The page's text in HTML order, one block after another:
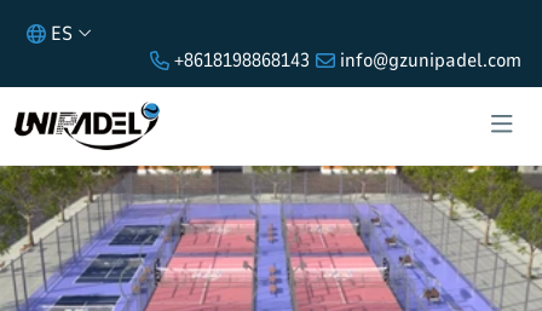
ES
+8618198868143
info@gzunipadel.com